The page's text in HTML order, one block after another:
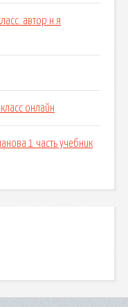
автор н.я
онлайн
1 часть учебник